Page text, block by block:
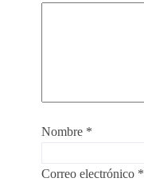
Nombre *
Correo electrónico *